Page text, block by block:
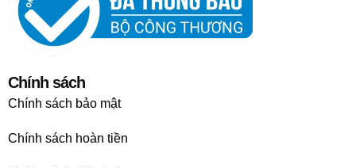
Chính sách
Chính sách bảo mật
Chính sách hoàn tiền